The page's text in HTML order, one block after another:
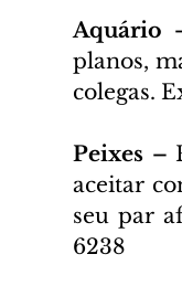
Aquário
planos,
colegas.
Peixes –
aceitar
seu par
6238